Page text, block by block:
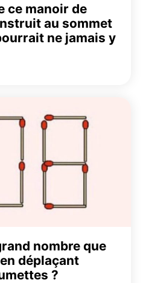
ce manoir de
au sommet
ne jamais y
nombre que
déplaçant
?